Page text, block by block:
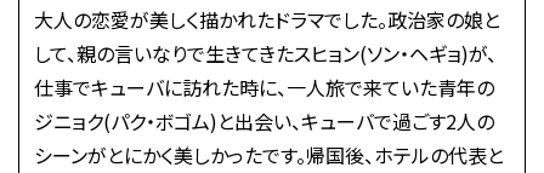
大人の恋愛が美しく描かれたドラマでした。政治家の娘と
して、親の言いなりで生きてきたスヒョン(ソン・ヘギョ)が、
仕事でキューバに訪れた時に、一人旅で来ていた青年の
ジニョク(パク・ボゴム)と出会い、キューバで過ごす2人の
シーンがとにかく美しかったです。帰国後、ホテルの代表と